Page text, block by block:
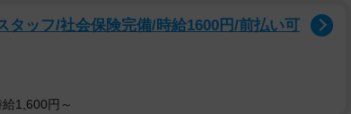
1/2
た坂本信雄・京都先端科学大学名誉教授（京都府亀岡市）
信雄・京都先端科学大学名誉教授（82）が執筆し
タッフ/社会保険完備/時給1600円/前払い可
1,600円～